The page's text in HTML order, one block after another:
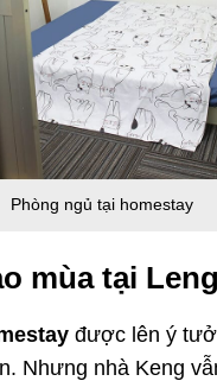
Phòng ngủ tại homestay
mùa tại
được lên ý
Nhưng nhà Keng